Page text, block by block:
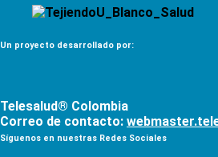
Un proyecto desarrollado por:
Telesalud® Colombia
Correo de contacto:
Síguenos en nuestras Redes Sociales